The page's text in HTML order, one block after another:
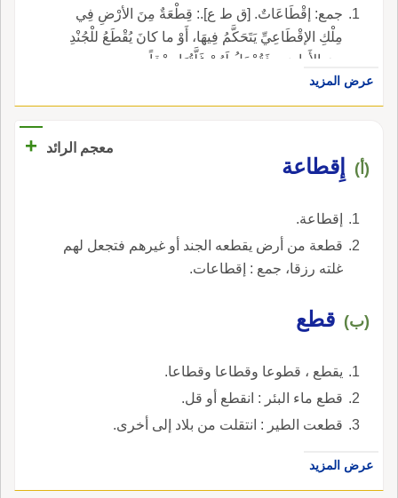
جمع: إقْطَاعَاتٌ. [ق ط ع].: قِطْعَةٌ مِنَ الأرْضِ فِي
مِلْكِ الإقْطَاعِيِّ يَتَحَكَّمُ فِيهَا، أَوْ ما كانَ يُقْطَعُ للْجُنْدِ
مِنَ الأَراضِي فَتُجْعَلُ لَهُمْ غَلَّتُهَا رِزْقاً.
عرض المزيد
معجم الرائد +
(أ) إِقطاعة
إقطاعة.
قطعة من أرض يقطعه الجند أو غيرهم فتجعل لهم
غلته رزقا، جمع : إقطاعات.
(ب) قطع
يقطع ، قطوعا وقطاعا وقطاعا.
قطع ماء البئر : انقطع أو قل.
قطعت الطير : انتقلت من بلاد إلى أخرى.
عرض المزيد